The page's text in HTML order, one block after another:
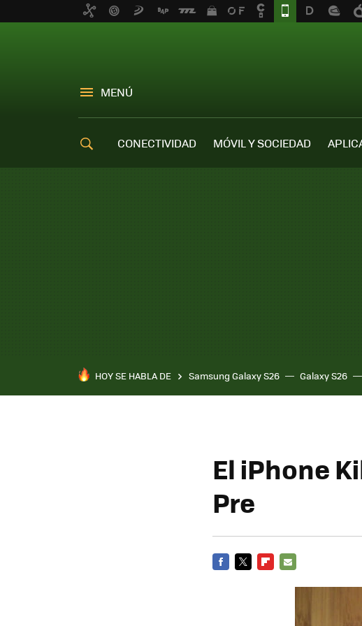
MENÚ
CONECTIVIDAD MÓVIL Y SOCIEDAD
HOY SE HABLA DE Samsung Galaxy S26 Galaxy S26
El iPhone
Pre